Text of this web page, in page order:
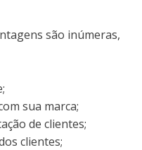
são inúmeras,
sua marca;
de clientes;
clientes;